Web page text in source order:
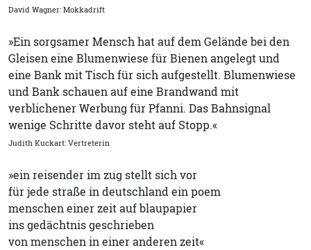
David Wagner: Mokkadrift
»Ein sorgsamer Mensch hat auf dem Gelände bei den
Gleisen eine Blumenwiese für Bienen angelegt und
eine Bank mit Tisch für sich aufgestellt. Blumenwiese
und Bank schauen auf eine Brandwand mit
verblichener Werbung für Pfanni. Das Bahnsignal
wenige Schritte davor steht auf Stopp.«
Judith Kuckart: Vertreterin
»ein reisender im zug stellt sich vor
für jede straße in deutschland ein poem
menschen einer zeit auf blaupapier
ins gedächtnis geschrieben
von menschen in einer anderen zeit«